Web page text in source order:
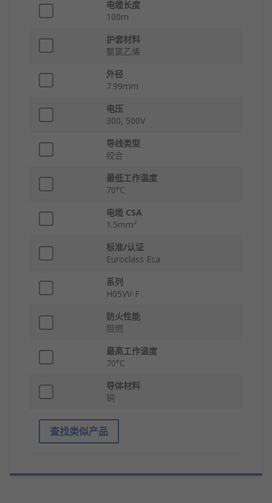
电缆长度
100m
护套材料
聚氯乙烯
外径
7.99mm
电压
300, 500V
导线类型
绞合
最低工作温度
70°C
电缆 CSA
1.5mm²
标准/认证
Euroclass Eca
系列
H05VV-F
防火性能
阻燃
最高工作温度
70°C
导体材料
铜
查找类似产品